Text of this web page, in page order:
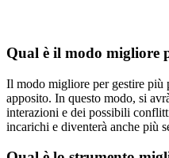
Qual è il modo migliore
Il modo migliore per gestire più
apposito. In questo modo, si
interazioni e dei possibili
incarichi e diventerà anche più